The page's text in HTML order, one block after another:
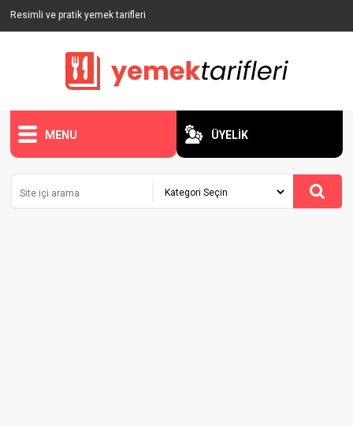
Resimli ve pratik yemek tarifleri
MENU ÜYELİK